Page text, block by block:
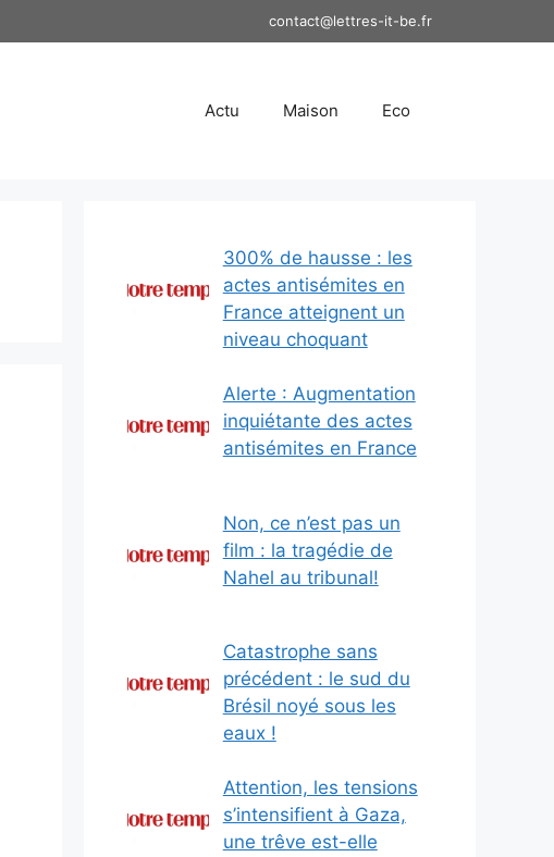
contact@lettres-it-be.fr
Actu Maison Eco
300% de hausse : les
actes antisémites en
France atteignent un
niveau choquant
Alerte : Augmentation
inquiétante des actes
antisémites en France
Non, ce n’est pas un
film : la tragédie de
Nahel au tribunal!
Catastrophe sans
précédent : le sud du
Brésil noyé sous les
eaux !
Attention, les tensions
s’intensifient à Gaza,
une trêve est-elle